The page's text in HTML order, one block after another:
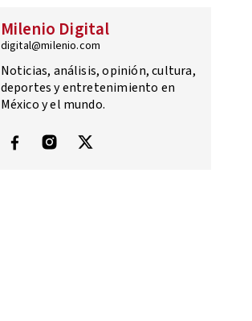
Milenio Digital
digital@milenio.com
Noticias, análisis, opinión, cultura,
deportes y entretenimiento en
México y el mundo.